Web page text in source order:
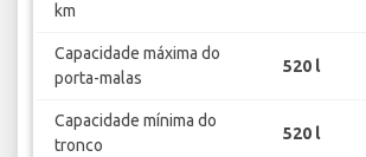
km
Capacidade máxima do
porta-malas
520 l
Capacidade mínima do
tronco
520 l